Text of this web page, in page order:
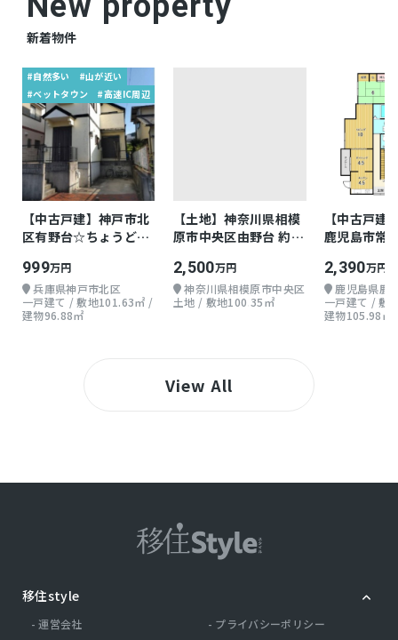
設備・条件
屋、エレベーター、2025年10月全面リノベー
ション、エレベーター停止階
備考
【リフォーム内容】2025年10月：キッチン新
調、ユニットバス新調、洗面化粧台新調、トイ
レ新調、クロス全室貼替、床材貼替、配管更
新、ハウスクリーニング等 ※アルコーブ面
円 ※駐車場の空きは都度確認
取引態様
新着物件
#自然多い
#山が近い
#ベットタウン
#高速IC周辺
【中古戸建】神戸市北
区有野台☆ちょうどよ
999万円
兵庫県神戸市北区
一戸建て / 敷地101.63㎡ /
建物96.88㎡
【土地】神奈川県相模
原市中央区由野台 約
2,500万円
神奈川県相模原市中央区
土地 / 敷地100.35㎡
【中古戸建
鹿児島市常
2,390万円
鹿児島県鹿
一戸建て / 敷
建物105.98㎡
View All
移住style
運営会社 プライバシーポリシー